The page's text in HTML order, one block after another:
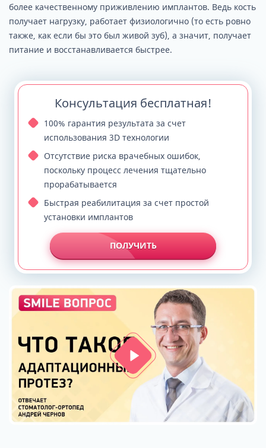
более качественному приживлению имплантов. Ведь кость
получает нагрузку, работает физиологично (то есть ровно
также, как если бы это был живой зуб), а значит, получает
питание и восстанавливается быстрее.
Консультация бесплатная!
100% гарантия результата за счет
использования 3D технологии
Отсутствие риска врачебных ошибок,
поскольку процесс лечения тщательно
прорабатывается
Быстрая реабилитация за счет простой
установки имплантов
ПОЛУЧИТЬ